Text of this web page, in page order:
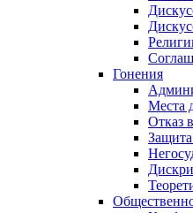
Гонения
Места
Отказ